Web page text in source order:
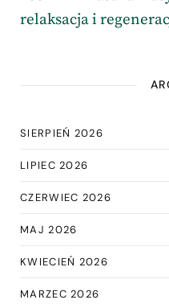
relaksacja i
SIERPIEŃ 2026
LIPIEC 2026
CZERWIEC 2026
MAJ 2026
KWIECIEŃ 2026
MARZEC 2026